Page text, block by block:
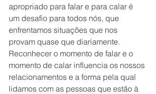
apropriado para falar e para calar é
um desafio para todos nós, que
enfrentamos situações que nos
provam quase que diariamente.
Reconhecer o momento de falar e o
momento de calar influencia os nossos
relacionamentos e a forma pela qual
lidamos com as pessoas que estão à